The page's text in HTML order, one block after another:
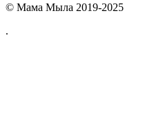
© Мама Мыла 2019-2025
.